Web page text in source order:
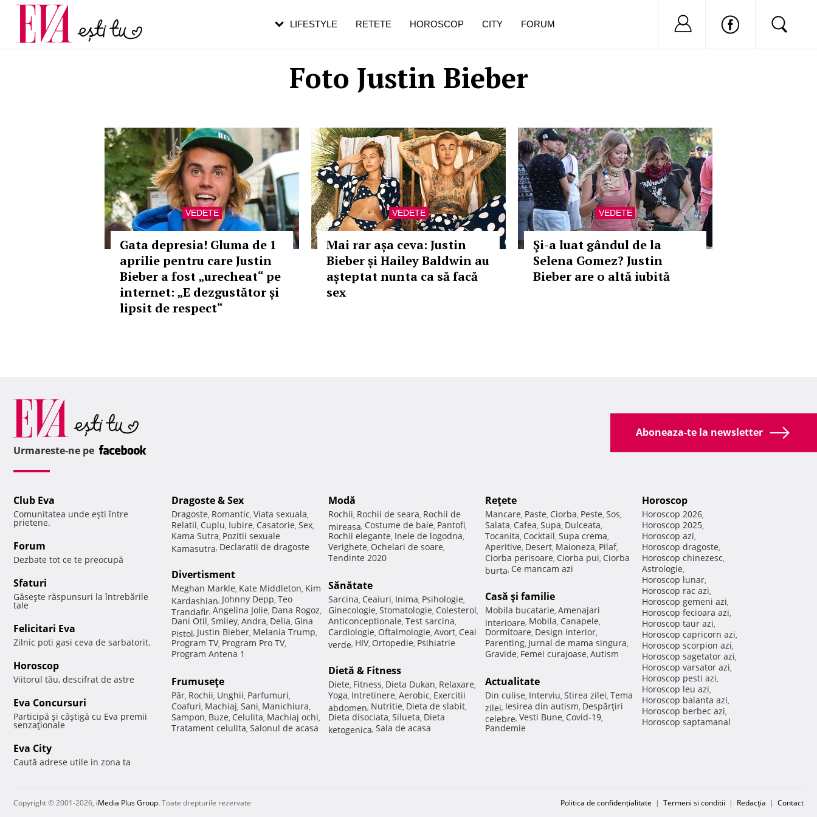
Foto Justin Bieber
VEDETE
Gata depresia! Gluma de 1
aprilie pentru care Justin
Bieber a fost „urecheat“ pe
internet: „E dezgustător și
lipsit de respect“
VEDETE
Mai rar așa ceva: Justin
Bieber și Hailey Baldwin au
așteptat nunta ca să facă
sex
VEDETE
Şi-a luat gândul de la
Selena Gomez? Justin
Bieber are o altă iubită
LIFESTYLE RETETE HOROSCOP CITY FORUM Nu ai cont?
Carieră
Actualitate
pe măsură ce înaintezi în vârstă
Aboneaza-te la newsletter
Urmareste-ne pe
Club Eva
Comunitatea unde eşti între
prietene.
Forum
Dezbate tot ce te preocupă
Sfaturi
Găseşte răspunsuri la întrebările
tale
Felicitari Eva
Zilnic poti gasi ceva de sarbatorit.
Horoscop
Viitorul tău, descifrat de astre
Eva Concursuri
Participă şi câştigă cu Eva premii
senzaţionale
Eva City
Caută adrese utile in zona ta
Dragoste & Sex
Dragoste, Romantic, Viata sexuala,
Relatii, Cuplu, Iubire, Casatorie, Sex,
Kama Sutra, Pozitii sexuale
Kamasutra, Declaratii de dragoste
Divertisment
Meghan Markle, Kate Middleton, Kim
Kardashian, Johnny Depp, Teo
Trandafir, Angelina Jolie, Dana Rogoz,
Dani Otil, Smiley, Andra, Delia, Gina
Pistol, Justin Bieber, Melania Trump,
Program TV, Program Pro TV,
Program Antena 1
Frumuseţe
Păr, Rochii, Unghii, Parfumuri,
Coafuri, Machiaj, Sani, Manichiura,
Sampon, Buze, Celulita, Machiaj ochi,
Tratament celulita, Salonul de acasa
Modă
Rochii, Rochii de seara, Rochii de
mireasa, Costume de baie, Pantofi,
Rochii elegante, Inele de logodna,
Verighete, Ochelari de soare,
Tendinte 2020
Sănătate
Sarcina, Ceaiuri, Inima, Psihologie,
Ginecologie, Stomatologie, Colesterol,
Anticonceptionale, Test sarcina,
Cardiologie, Oftalmologie, Avort, Ceai
verde, HIV, Ortopedie, Psihiatrie
Dietă & Fitness
Diete, Fitness, Dieta Dukan, Relaxare,
Yoga, Intretinere, Aerobic, Exercitii
abdomen, Nutritie, Dieta de slabit,
Dieta disociata, Silueta, Dieta
ketogenica, Sala de acasa
Reţete
Mancare, Paste, Ciorba, Peste, Sos,
Salata, Cafea, Supa, Dulceata,
Tocanita, Cocktail, Supa crema,
Aperitive, Desert, Maioneza, Pilaf,
Ciorba perisoare, Ciorba pui, Ciorba
burta, Ce mancam azi
Casă şi familie
Mobila bucatarie, Amenajari
interioare, Mobila, Canapele,
Dormitoare, Design interior,
Parenting, Jurnal de mama singura,
Gravide, Femei curajoase, Autism
Actualitate
Din culise, Interviu, Stirea zilei, Tema
zilei, Iesirea din autism, Despărţiri
celebre, Vesti Bune, Covid-19,
Pandemie
Horoscop
Horoscop 2026,
Horoscop 2025,
Horoscop azi,
Horoscop dragoste,
Horoscop chinezesc,
Astrologie,
Horoscop lunar,
Horoscop rac azi,
Horoscop gemeni azi,
Horoscop fecioara azi,
Horoscop taur azi,
Horoscop capricorn azi,
Horoscop scorpion azi,
Horoscop sagetator azi,
Horoscop varsator azi,
Horoscop pesti azi,
Horoscop leu azi,
Horoscop balanta azi,
Horoscop berbec azi,
Horoscop saptamanal
Copyright © 2001-2026, iMedia Plus Group. Toate drepturile rezervate Politica de confidențialitate | Termeni si conditii | Redacţia | Contact